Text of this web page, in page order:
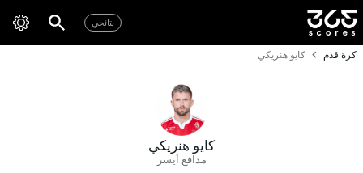
نتائجي
كرة قدم كايو هنريكي
كايو هنريكي
مدافع أيسر